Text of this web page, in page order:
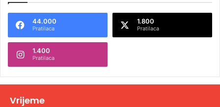
n
t
v
44.000
Pratilaca
1.800
Pratilaca
1.400
Pratilaca
Vrijeme